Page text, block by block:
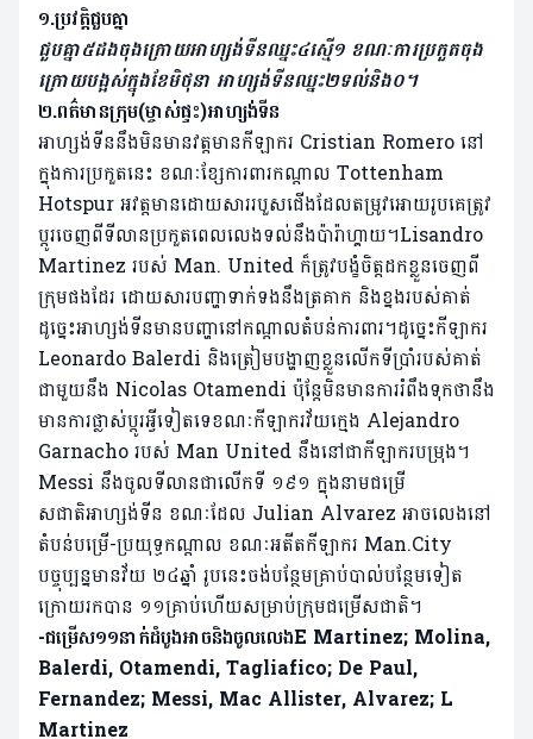
១.ប្រវត្តិជួបគ្នា
ជួបគ្នា៥ដងចុងក្រោយអាហ្សង់ទីនឈ្នះ៤ស្មើ១ ខណៈការប្រកួតចុង
ក្រោយបង្អស់ក្នុងខែមិថុនា អាហ្សង់ទីនឈ្នះ២ទល់និង០។
២.ពត៌មានក្រុម(ម្ចាស់ផ្ទះ)អាហ្សង់ទីន
អាហ្សង់ទីននឹងមិនមានវត្តមានកីឡាករ Cristian Romero នៅ
ក្នុងការប្រកួតនេះ ខណៈខ្សែការពារកណ្តាល Tottenham
Hotspur អវត្តមានដោយសាររបួសជើងដែលតម្រូវអោយរូបគេត្រូវ
ប្តូរចេញពីទីលានប្រកួតពេលលេងទល់នឹងប៉ារ៉ាហ្គាយ។Lisandro
Martinez របស់ Man. United ក៏ត្រូវបង្ខំចិត្តដកខ្លួនចេញពី
ក្រុមផងដែរ ដោយសារបញ្ហាទាក់ទងនឹងត្រគាក និងខ្នងរបស់គាត់
ដូច្នេះអាហ្សង់ទីនមានបញ្ហានៅកណ្តាលតំបន់ការពារ។ដូច្នេះកីឡាករ
Leonardo Balerdi និងត្រៀមបង្ហាញខ្លួនលើកទីប្រាំរបស់គាត់
ជាមួយនឹង Nicolas Otamendi ប៉ុន្តែមិនមានការរំពឹងទុកថានឹង
មានការផ្លាស់ប្តូរអ្វីទៀតទេខណៈកីឡាករវ័យក្មេង Alejandro
Garnacho របស់ Man United នឹងនៅជាកីឡាករបម្រុង។
Messi នឹងចូលទីលានជាលើកទី ១៩១ ក្នុងនាមជម្រើ
សជាតិអាហ្សង់ទីន ខណៈដែល Julian Alvarez អាចលេងនៅ
តំបន់បម្រើ-ប្រយុទ្ធកណ្តាល ខណៈអតីតកីឡាករ Man.City
បច្ចុប្បន្នមានវ័យ ២៤ឆ្នាំ រូបនេះចង់បន្ថែមគ្រាប់បាល់បន្ថែមទៀត
ក្រោយរកបាន ១១គ្រាប់ហើយសម្រាប់ក្រុមជម្រើសជាតិ។
-ជម្រើស១១នាក់ដំបូងអាចនិងចូលលេងE Martinez; Molina,
Balerdi, Otamendi, Tagliafico; De Paul,
Fernandez; Messi, Mac Allister, Alvarez; L
Martinez